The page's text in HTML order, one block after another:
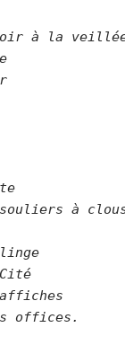
à la
à
linge
Cité
affiches
des